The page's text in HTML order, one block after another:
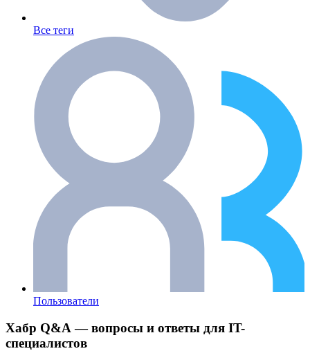
Все теги
Пользователи
Хабр Q&A — вопросы и ответы для IT-
специалистов